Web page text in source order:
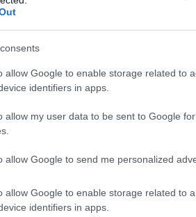
allow Google to enable storage related to
identifiers in apps.
allow my user data to be sent to Google
allow Google to send me personalized
allow Google to enable storage related to
identifiers in apps.
volt és lebegett a pálya felet, mint
-Sir Alex Ferguson
on is!
működését!